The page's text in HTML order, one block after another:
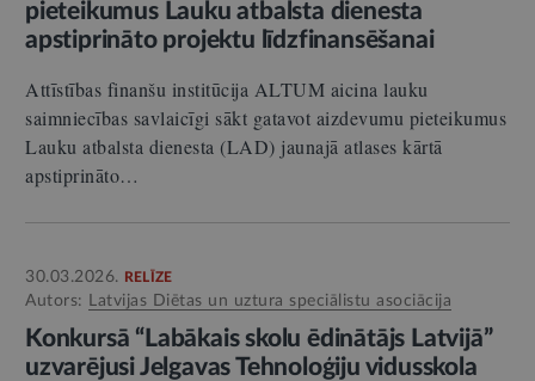
pieteikumus Lauku atbalsta dienesta
apstiprināto projektu līdzfinansēšanai
Attīstības finanšu institūcija ALTUM aicina lauku
saimniecības savlaicīgi sākt gatavot aizdevumu pieteikumus
Lauku atbalsta dienesta (LAD) jaunajā atlases kārtā
apstiprināto…
30.03.2026. RELĪZE
Autors: Latvijas Diētas un uztura speciālistu asociācija
Konkursā “Labākais skolu ēdinātājs Latvijā”
uzvarējusi Jelgavas Tehnoloģiju vidusskola